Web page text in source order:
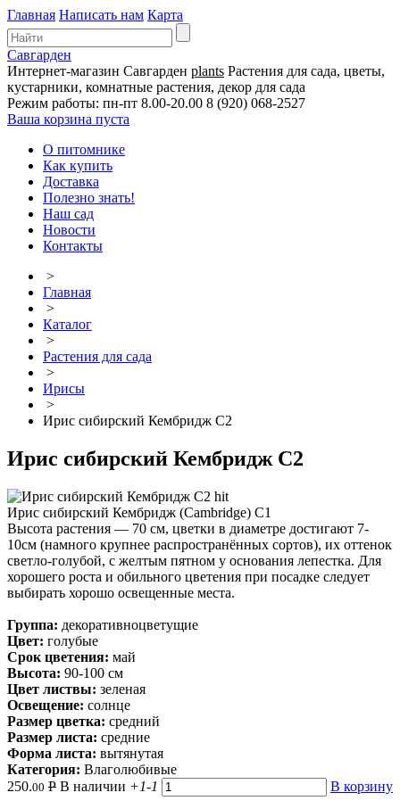
Главная Написать нам Карта
Савгарден
Интернет-магазин Савгарден plants Растения для сада, цветы,
кустарники, комнатные растения, декор для сада
Режим работы: пн-пт 8.00-20.00 8 (920) 068-2527
Ваша корзина пуста
О питомнике
Как купить
Доставка
Полезно знать!
Наш сад
Новости
Контакты
>
Главная
>
Каталог
>
Растения для сада
>
Ирисы
>
Ирис сибирский Кембридж С2
Ирис сибирский Кембридж С2
hit
Ирис сибирский Кембридж (Cambridge) С1
Высота растения — 70 см, цветки в диаметре достигают 7-
10см (намного крупнее распространённых сортов), их оттенок
светло-голубой, с желтым пятном у основания лепестка. Для
хорошего роста и обильного цветения при посадке следует
выбирать хорошо освещенные места.
Группа: декоративноцветущие
Цвет: голубые
Срок цветения: май
Высота: 90-100 см
Цвет листвы: зеленая
Освещение: солнце
Размер цветка: средний
Размер листа: средние
Форма листа: вытянутая
Категория: Влаголюбивые
250.00 Р В наличии +1-1 В корзину